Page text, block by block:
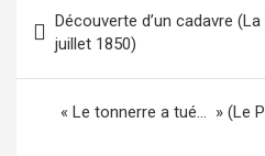
Navigation
l’article
Découverte d’un cadavre
juillet 1850)
« Le tonnerre a tué… » (Le